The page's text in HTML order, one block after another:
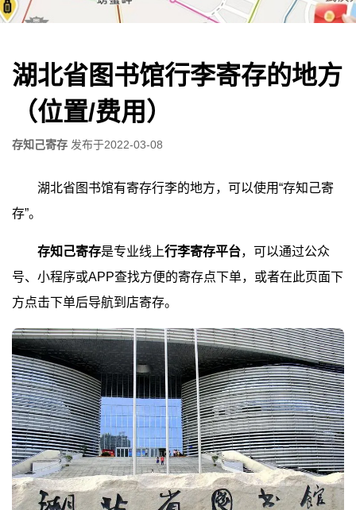
湖北省图书馆行李寄存的地方
（位置/费用）
存知己寄存 发布于2022-03-08
湖北省图书馆有寄存行李的地方，可以使用“存知己寄
存”。
存知己寄存是专业线上行李寄存平台，可以通过公众
号、小程序或APP查找方便的寄存点下单，或者在此页面下
方点击下单后导航到店寄存。